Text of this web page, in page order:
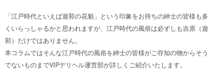
「江戸時代といえば遊郭の花魁」という印象をお持ちの紳士の皆様も多
くいらっしゃるかと思われますが、江戸時代の風俗は必ずしも吉原（遊
郭）だけではありません。
本コラムではそんな江戸時代の風俗を紳士の皆様がご存知の物からそう
でないものまでVIPデリヘル運営部が詳しくご紹介いたします。